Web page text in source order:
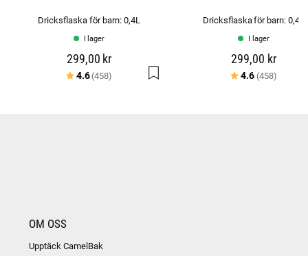
Dricksflaska för barn: 0,4L
I lager
299,00 kr
Betyg:
4.6(458) utav 5 stjärnor
Dricksflaska för barn: 0,4L
I lager
299,00 kr
Betyg:
4.6(458)
OM OSS
Upptäck CamelBak